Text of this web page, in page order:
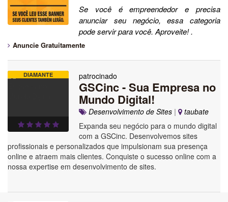
Se você é empreendedor e precisa
anunciar seu negócio, essa categoria
pode servir para você. Aproveite! .
Anuncie Gratuitamente
DIAMANTE patrocinado
GSCinc - Sua Empresa no
Mundo Digital!
Desenvolvimento de Sites |
taubate
Expanda seu negócio para o mundo digital
com a GSCinc. Desenvolvemos sites
profissionais e personalizados que impulsionam sua presença
online e atraem mais clientes. Conquiste o sucesso online com a
nossa expertise em desenvolvimento de sites.